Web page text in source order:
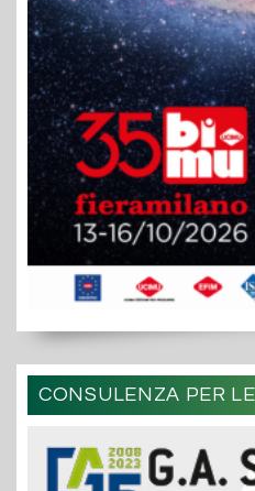
CONSULENZA PER